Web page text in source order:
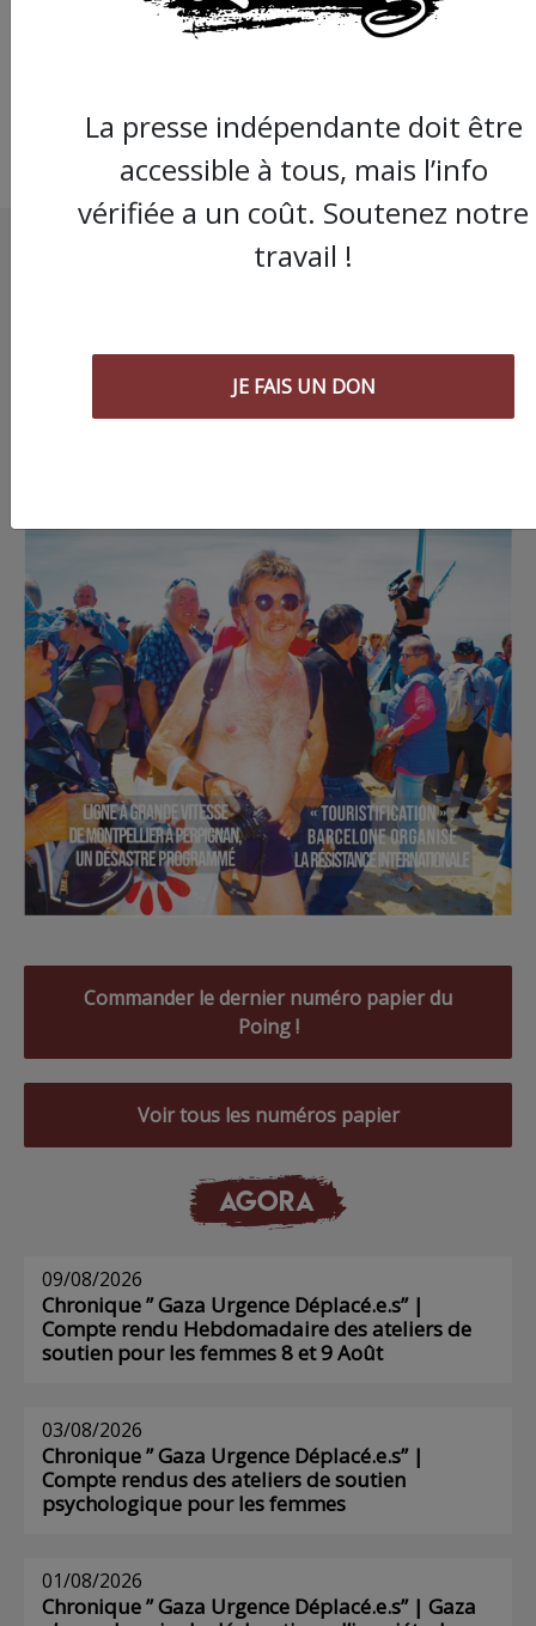
comparution
Commander le dernier numéro papier du
Poing !
Voir tous les numéros papier
AGORA
09/08/2026
Chronique ” Gaza Urgence Déplacé.e.s” |
Compte rendu Hebdomadaire des ateliers de
soutien pour les femmes 8 et 9 Août
03/08/2026
Chronique ” Gaza Urgence Déplacé.e.s” |
Compte rendus des ateliers de soutien
psychologique pour les femmes
01/08/2026
Chronique ” Gaza Urgence Déplacé.e.s” | Gaza
La presse indépendante doit être
accessible à tous, mais l’info
vérifiée a un coût. Soutenez notre
travail !
JE FAIS UN DON